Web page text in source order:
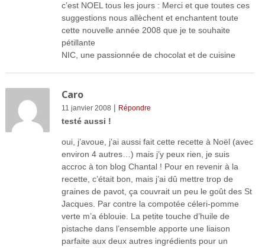
c’est NOEL tous les jours : Merci et que toutes ces
suggestions nous allèchent et enchantent toute
cette nouvelle année 2008 que je te souhaite
pétillante
NIC, une passionnée de chocolat et de cuisine
Caro
11 janvier 2008 | Répondre
testé aussi !
oui, j’avoue, j’ai aussi fait cette recette à Noël (avec
environ 4 autres…) mais j’y peux rien, je suis
accroc à ton blog Chantal ! Pour en revenir à la
recette, c’était bon, mais j’ai dû mettre trop de
graines de pavot, ça couvrait un peu le goût des St
Jacques. Par contre la compotée céleri-pomme
verte m’a éblouie. La petite touche d’huile de
pistache dans l’ensemble apporte une liaison
parfaite aux deux autres ingrédients pour un